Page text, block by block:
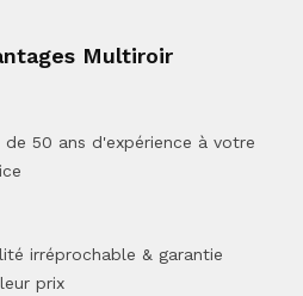
Multiroir
de 50 ans d'expérience à votre
irréprochable & garantie
prix